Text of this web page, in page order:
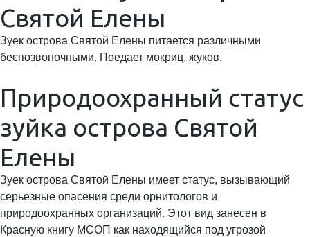
Святой Елены
Зуек острова Святой Елены питается различными
беспозвоночными. Поедает мокриц, жуков.
Природоохранный статус
зуйка острова Святой
Елены
Зуек острова Святой Елены имеет статус, вызывающий
серьезные опасения среди орнитологов и
природоохранных организаций. Этот вид занесен в
Красную книгу МСОП как находящийся под угрозой